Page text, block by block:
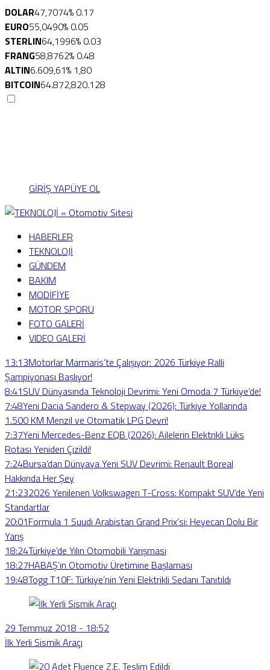
DOLAR47,7074% 0.17
EURO55,0490% 0.05
STERLIN64,1996% 0.03
FRANG58,8762% 0.48
ALTIN6.609,61% 1,80
BITCOIN64.872,820.128
GİRİŞ YAPÜYE OL
HABERLER
TEKNOLOJİ
GÜNDEM
BAKIM
MODİFİYE
MOTOR SPORU
FOTO GALERİ
VIDEO GALERİ
13:13Motorlar Marmaris’te Çalışıyor: 2026 Türkiye Ralli
Şampiyonası Başlıyor!
8:41SUV Dünyasında Teknoloji Devrimi: Yeni Omoda 7 Türkiye’de!
7:48Yeni Dacia Sandero & Stepway (2026): Türkiye Yollarında
1.500 KM Menzil ve Otomatik LPG Devri!
7:37Yeni Mercedes-Benz EQB (2026): Ailelerin Elektrikli Lüks
Rotası Yeniden Çizildi!
7:24Bursa’dan Dünyaya Yeni SUV Devrimi: Renault Boreal
Hakkında Her Şey
21:232026 Yenilenen Volkswagen T-Cross: Kompakt SUV’de Yeni
Standartlar
20:01Formula 1 Suudi Arabistan Grand Prix’si: Heyecan Dolu Bir
Yarış
18:24Türkiye’de Yılın Otomobili Yarışması
18:27HABAŞ’ın Otomotiv Üretimine Başlaması
19:48Togg T10F: Türkiye’nin Yeni Elektrikli Sedanı Tanıtıldı
29 Temmuz 2018 - 18:52
İlk Yerli Sismik Araçı